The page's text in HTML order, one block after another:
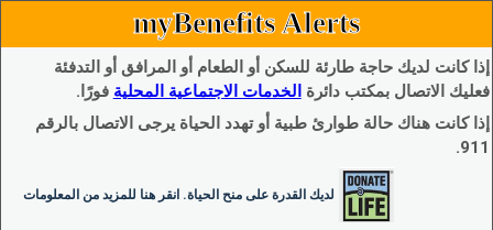
myBenefits Alerts
إذا كانت لديك حاجة طارئة للسكن أو الطعام أو المرافق أو التدفئة
فعليك الاتصال بمكتب دائرة الخدمات الاجتماعية المحلية فورًا.
إذا كانت هناك حالة طوارئ طبية أو تهدد الحياة يرجى الاتصال بالرقم
911.
لديك القدرة على منح الحياة. انقر هنا للمزيد من المعلومات